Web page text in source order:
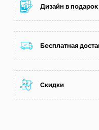
Дизайн в подарок
Бесплатная
Скидки